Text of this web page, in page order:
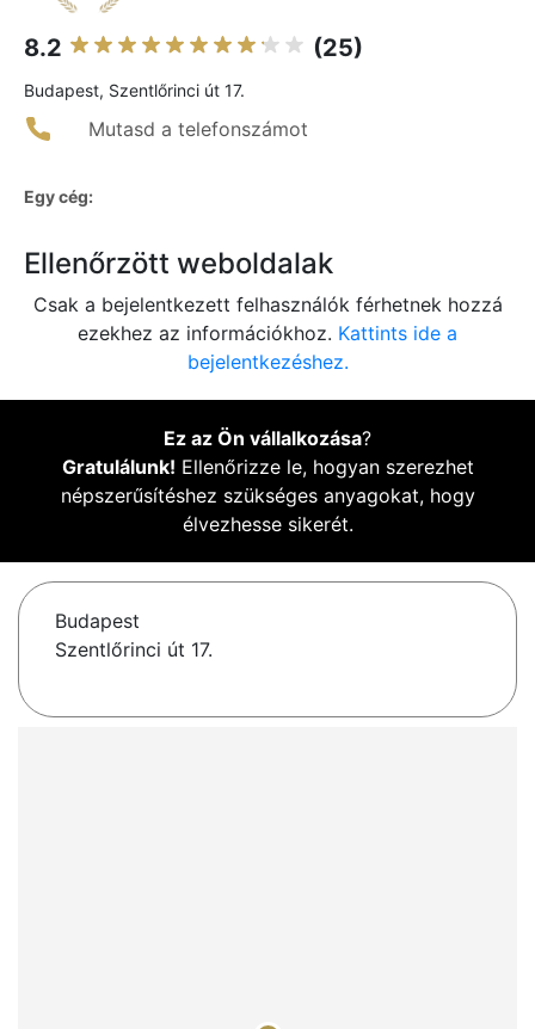
8.2 (25)
Budapest, Szentlőrinci út 17.
Mutasd a telefonszámot
Egy cég:
Ellenőrzött weboldalak
Csak a bejelentkezett felhasználók férhetnek hozzá
ezekhez az információkhoz. Kattints ide a
bejelentkezéshez.
Ez az Ön vállalkozása?
Gratulálunk! Ellenőrizze le, hogyan szerezhet
népszerűsítéshez szükséges anyagokat, hogy
élvezhesse sikerét.
Budapest
Szentlőrinci út 17.